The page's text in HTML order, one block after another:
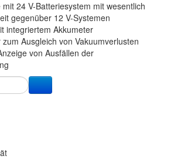
24 V-Batteriesystem mit wesentlich
gegenüber 12 V-Systemen
integriertem Akkumeter
Ausgleich von Vakuumverlusten
von Ausfällen der